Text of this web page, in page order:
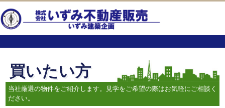
買いたい方
当社厳選の物件をご紹介します。見学をご希望の際はお気軽にご相談く
ださい。